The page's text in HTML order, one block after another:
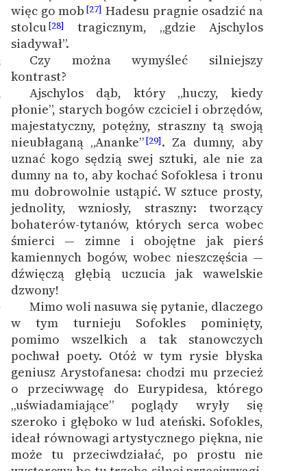
więc go mob [27] Hadesu pragnie osadzić na
stolcu[28]
tragicznym, „gdzie Ajschylos
siadywał”.
Czy można wymyśleć silniejszy
kontrast?
Ajschylos dąb, który „huczy, kiedy
płonie”, starych bogów czciciel i obrzędów,
majestatyczny, potężny, straszny tą swoją
nieubłaganą „Ananke”[29]. Za dumny, aby
uznać kogo sędzią swej sztuki, ale nie za
dumny na to, aby kochać Sofoklesa i tronu
mu dobrowolnie ustąpić. W sztuce prosty,
jednolity, wzniosły, straszny: tworzący
bohaterów-tytanów, których serca wobec
śmierci — zimne i obojętne jak pierś
kamiennych bogów, wobec nieszczęścia —
dźwięczą głębią uczucia jak wawelskie
dzwony!
Mimo woli nasuwa się pytanie, dlaczego
w tym turnieju Sofokles pominięty,
pomimo wszelkich a tak stanowczych
pochwał poety. Otóż w tym rysie błyska
geniusz Arystofanesa: chodzi mu przecież
o przeciwwagę do Eurypidesa, którego
„uświadamiające” poglądy wryły się
szeroko i głęboko w lud ateński. Sofokles,
ideał równowagi artystycznego piękna, nie
może tu przeciwdziałać, po prostu nie